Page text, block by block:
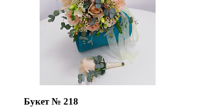
Букет № 218